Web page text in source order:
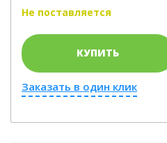
Не поставляется
КУПИТЬ
Заказать в один клик